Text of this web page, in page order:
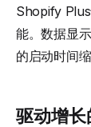
Shopify
能。数据显
的启动时间
驱动增